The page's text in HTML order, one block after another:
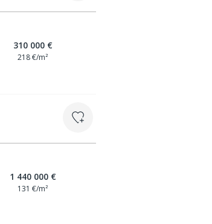
310 000 €
218 €/m²
1 440 000 €
131 €/m²